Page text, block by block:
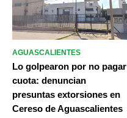
AGUASCALIENTES
Lo golpearon por no pagar
cuota: denuncian
presuntas extorsiones en
Cereso de Aguascalientes